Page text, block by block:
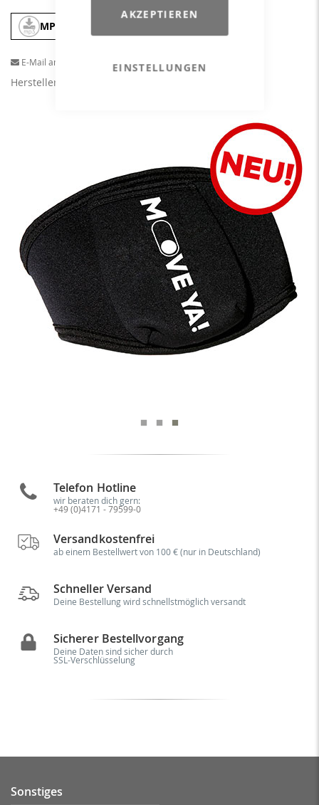
AKZEPTIEREN
EINSTELLUNGEN
MP3
E-Mail an einen Freund
Herstellerangaben
Telefon Hotline
wir beraten dich gern:
+49 (0)4171 - 79599-0
Versandkostenfrei
ab einem Bestellwert von 100 € (nur in Deutschland)
Schneller Versand
Deine Bestellung wird schnellstmöglich versandt
Sicherer Bestellvorgang
Deine Daten sind sicher durch
SSL-Verschlüsselung
Sonstiges